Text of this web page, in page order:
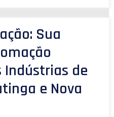
Sua
Indústrias de
e Nova